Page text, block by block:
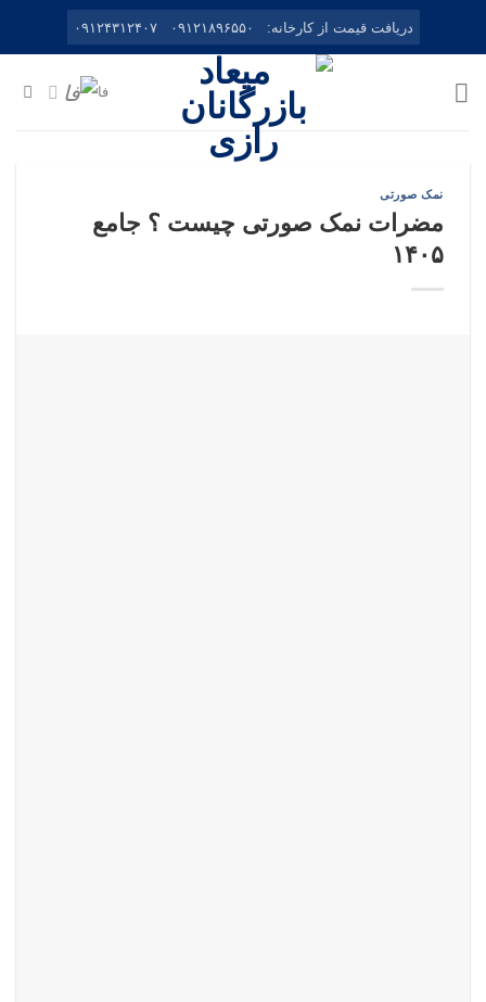
دریافت قیمت از کارخانه: ۰۹۱۲۱۸۹۶۵۵۰ ۰۹۱۲۴۳۱۲۴۰۷
فا
نمک صورتی
مضرات نمک صورتی چیست ؟ جامع
۱۴۰۵